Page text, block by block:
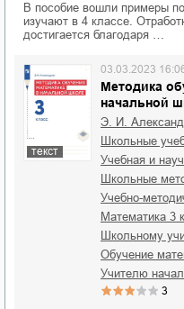
В пособие вошли примеры
изучают в 4 классе.
достигается благодаря …
текст
Методика
начальной
03.03.2023
Э. И.
школьные
учебная и
школьные
учебно-
математика 3
школьному
обучение
учителю
3